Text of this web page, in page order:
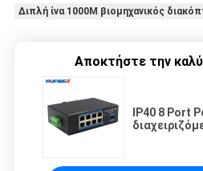
Διπλή ίνα 1000M βιομηχανικός
Αποκτήστε την
IP40 8 Port
Ethernet